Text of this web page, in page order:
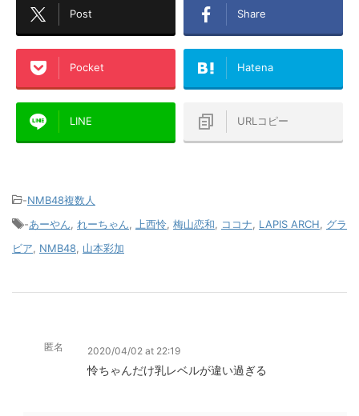
Post Share
Pocket Hatena
LINE URLコピー
-NMB48複数人
-あーやん, れーちゃん, 上西怜, 梅山恋和, ココナ, LAPIS ARCH, グラ
ビア, NMB48, 山本彩加
匿名 2020/04/02 at 22:19
怜ちゃんだけ乳レベルが違い過ぎる